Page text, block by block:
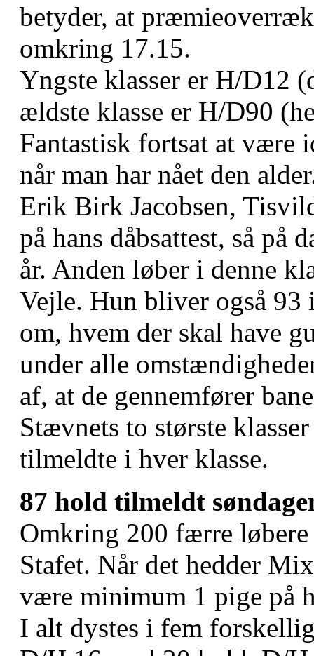
betyder, at
omkring 17.15.
Yngste klasser er H/D12
ældste klasse er H/D90
Fantastisk fortsat at være
når man har nået den
Erik Birk Jacobsen,
på hans dåbsattest, så på
år. Anden løber i denne
Vejle. Hun bliver også 93
om, hvem der skal have
under alle
af, at de gennemfører
Stævnets to største
tilmeldte i hver klasse.
87 hold tilmeldt
Omkring 200 færre
Stafet. Når det hedder
være minimum 1 pige på
I alt dystes i fem